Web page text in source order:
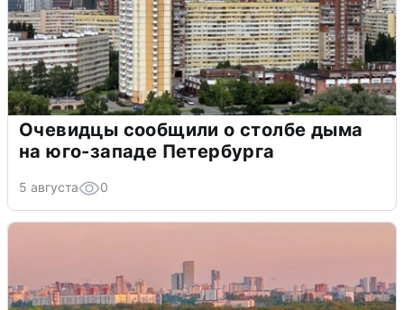
Очевидцы сообщили о столбе дыма
на юго-западе Петербурга
5 августа 0